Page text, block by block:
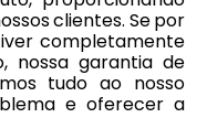
clientes. Se por
completamente
nossa garantia de
tudo ao nosso
e oferecer a